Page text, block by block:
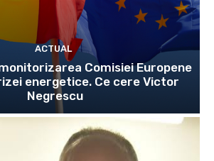
ACTUAL
Comisiei Europene
energetice. Ce cere Victor
Negrescu